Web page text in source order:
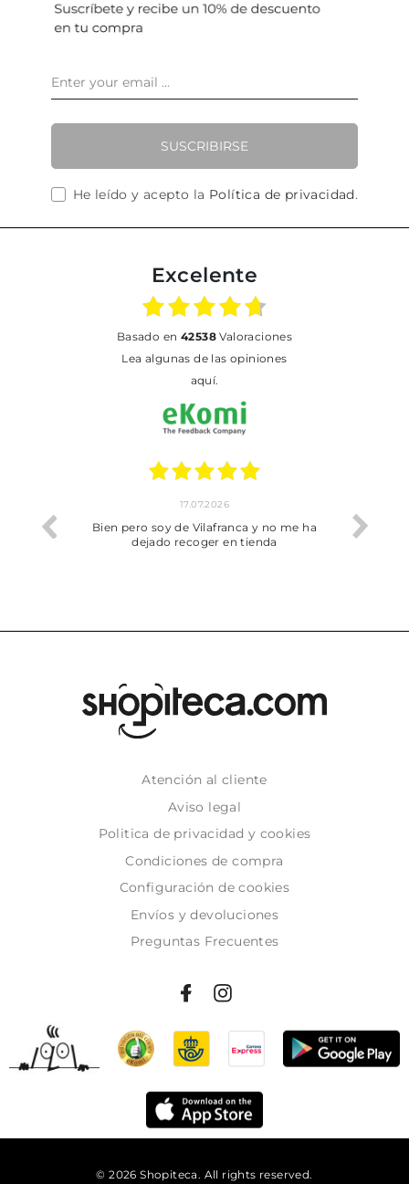
SUSCRIBIRSE
He leído y acepto la Política de privacidad.
Excelente
basado en 42538Valoraciones
Lea algunas de las opiniones
aquí.
trobat
17.07.2026
Bien pero soy de Vilafranca y no me ha
dejado recoger en tienda
Atención al cliente
Aviso legal
Politica de privacidad y cookies
Condiciones de compra
Configuración de cookies
Envíos y devoluciones
Preguntas Frecuentes
© 2026 Shopiteca. All rights reserved.